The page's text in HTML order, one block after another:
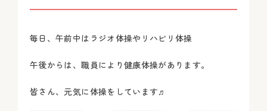
毎日、午前中はラジオ体操やリハビリ体操
午後からは、職員により健康体操があります。
皆さん、元気に体操をしています♬